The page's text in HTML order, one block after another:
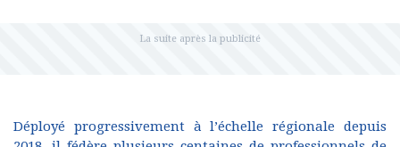
Déployé progressivement à l’échelle régionale depuis